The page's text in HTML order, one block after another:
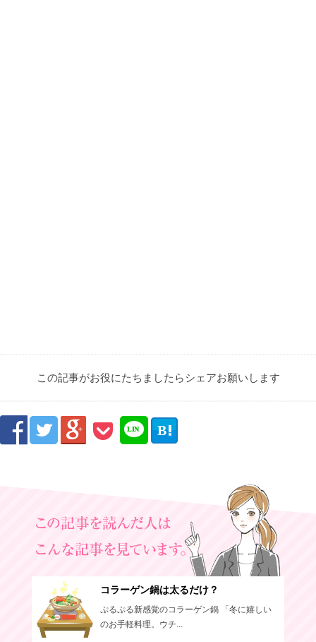
この記事がお役にたちましたらシェアお願いします
   
LIN
E
B
コラーゲン鍋は太るだけ？
ぷるぷる新感覚のコラーゲン鍋 「冬に嬉しい
のお手軽料理。ウチ...